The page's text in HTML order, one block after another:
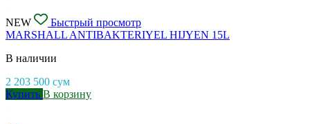
NEW
Быстрый просмотр
MARSHALL ANTIBAKTERIYEL HIJYEN 15L
В наличии
2 203 500 сум
Купить В корзину